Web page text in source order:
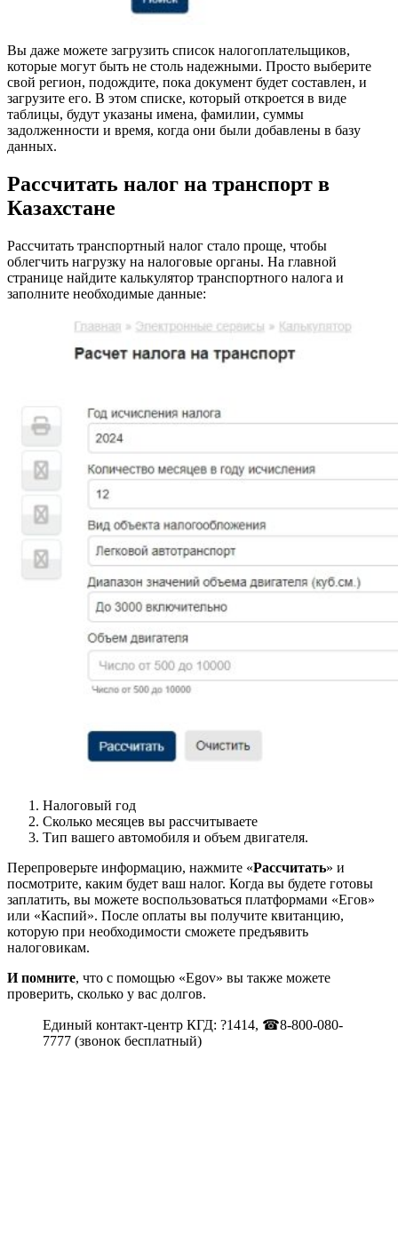
Вы даже можете загрузить список налогоплательщиков,
которые могут быть не столь надежными. Просто выберите
свой регион, подождите, пока документ будет составлен, и
загрузите его. В этом списке, который откроется в виде
таблицы, будут указаны имена, фамилии, суммы
задолженности и время, когда они были добавлены в базу
данных.
Рассчитать налог на транспорт в
Казахстане
Рассчитать транспортный налог стало проще, чтобы
облегчить нагрузку на налоговые органы. На главной
странице найдите калькулятор транспортного налога и
заполните необходимые данные:
Налоговый год
Сколько месяцев вы рассчитываете
Тип вашего автомобиля и объем двигателя.
Перепроверьте информацию, нажмите «Рассчитать» и
посмотрите, каким будет ваш налог. Когда вы будете готовы
заплатить, вы можете воспользоваться платформами «Егов»
или «Каспий». После оплаты вы получите квитанцию,
которую при необходимости сможете предъявить
налоговикам.
И помните, что с помощью «Egov» вы также можете
проверить, сколько у вас долгов.
Единый контакт-центр КГД: ?1414, ☎8-800-080-
7777 (звонок бесплатный)